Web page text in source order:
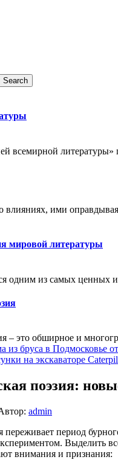
всемирной литературы»
влияниях, ими
мировой литературы
одним из самых ценных
– это обширное и
из бруса в Подмосковье
на экскаваторе
поэзия:
admin
переживает период
Выделить
внимания и признания: